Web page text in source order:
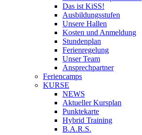
Das ist KiSS!
Ausbildungsstufen
Unsere Hallen
Kosten und Anmeldung
Stundenplan
Ferienregelung
Unser Team
Ansprechpartner
Feriencamps
KURSE
NEWS
Aktueller Kursplan
Punktekarte
Hybrid Training
B.A.R.S.